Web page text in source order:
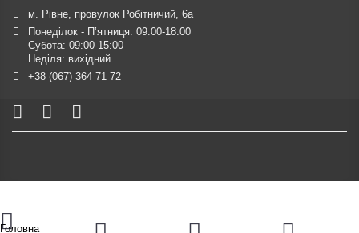
м. Рівне, провулок Робітничий, 6а
Понеділок - П’ятниця: 09:00-18:00
Субота: 09:00-15:00
Неділя: вихідний
+38 (067) 364 71 72
Головна